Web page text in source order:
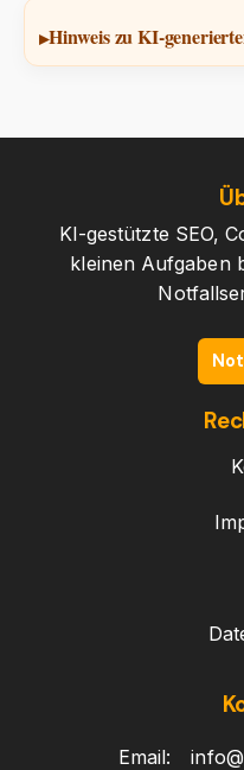
Hinweis zu KI-
KI-gestützte SEO,
kleinen Aufgaben
Email: